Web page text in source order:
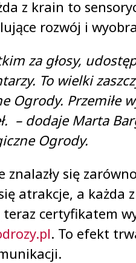
z krain to
rozwój i
za głosy,
To wielki
Ogrody. Przemiłe
– dodaje Marta
Ogrody.
znalazły się
atrakcje, a każda
teraz certyfikatem
. To efekt